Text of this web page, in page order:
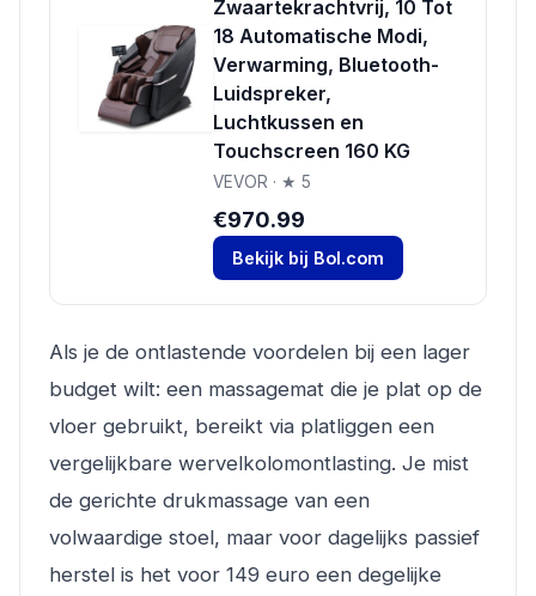
Zwaartekrachtvrij, 10 Tot
18 Automatische Modi,
Verwarming, Bluetooth-
Luidspreker,
Luchtkussen en
Touchscreen 160 KG
VEVOR · ★ 5
€970.99
Bekijk bij Bol.com
Als je de ontlastende voordelen bij een lager
budget wilt: een massagemat die je plat op de
vloer gebruikt, bereikt via platliggen een
vergelijkbare wervelkolomontlasting. Je mist
de gerichte drukmassage van een
volwaardige stoel, maar voor dagelijks passief
herstel is het voor 149 euro een degelijke